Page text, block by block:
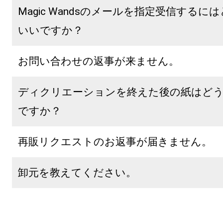
Magic Wandsのメールを指定受信するに
いいですか？
お問い合わせの返事が来ません。
ディクリエーションを終えた後の紙はど
ですか？
再販リクエストのお返事が届きません。
卸元を教えてください。